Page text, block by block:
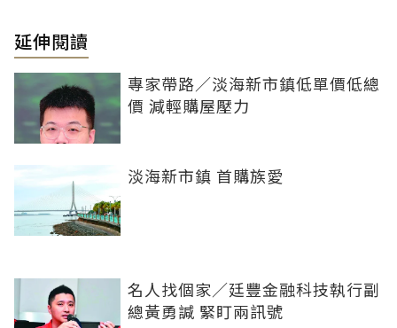
延伸閱讀
專家帶路／淡海新市鎮低單價低總
價 減輕購屋壓力
淡海新市鎮 首購族愛
名人找個家／廷豐金融科技執行副
總黃勇諴 緊盯兩訊號